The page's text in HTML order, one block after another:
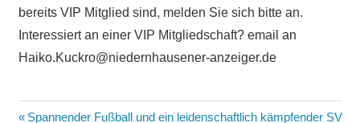
bereits VIP Mitglied sind, melden Sie sich bitte an.
Interessiert an einer VIP Mitgliedschaft? email an
Haiko.Kuckro@niedernhausener-anzeiger.de
Vorheriger
Spannender Fußball und ein leidenschaftlich kämpfender SV